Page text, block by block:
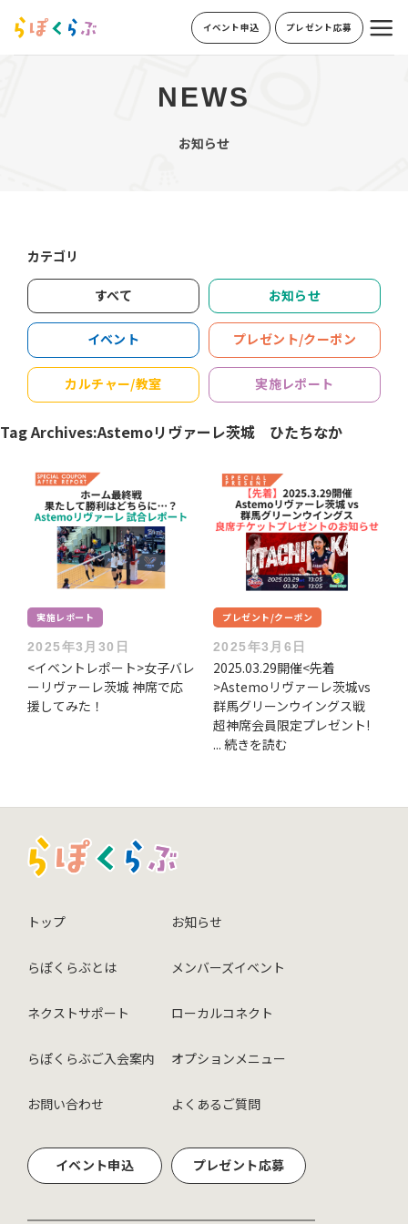
to
content
イベント申込 プレゼント応募
NEWS
お知らせ
カテゴリ
すべて お知らせ
イベント プレゼント/クーポン
カルチャー/教室 実施レポート
Tag Archives:Astemoリヴァーレ茨城 ひたちなか
実施レポート
2025年3月30日
<イベントレポート>女子バレ
ーリヴァーレ茨城 神席で応
援してみた！
プレゼント/クーポン
2025年3月6日
2025.03.29開催<先着
>Astemoリヴァーレ茨城vs
群馬グリーンウイングス戦
超神席会員限定プレゼント!
... 続きを読む
トップ
らぽくらぶとは
ネクストサポート
らぽくらぶご入会案内
お問い合わせ
お知らせ
メンバーズイベント
ローカルコネクト
オプションメニュー
よくあるご質問
イベント申込 プレゼント応募